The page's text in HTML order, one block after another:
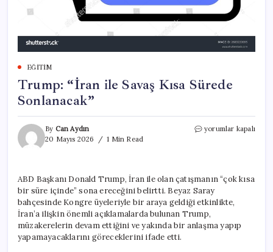
EĞITIM
Trump: “İran ile Savaş Kısa Sürede
Sonlanacak”
By Can Aydın
20 Mayıs 2026
1 Min Read
Trump:
Sürede
Sonlanacak”
için
yorumlar kapalı
ABD Başkanı Donald Trump, İran ile olan çatışmanın “çok kısa
bir süre içinde” sona ereceğini belirtti. Beyaz Saray
bahçesinde Kongre üyeleriyle bir araya geldiği etkinlikte,
İran’a ilişkin önemli açıklamalarda bulunan Trump,
müzakerelerin devam ettiğini ve yakında bir anlaşma yapıp
yapamayacaklarını göreceklerini ifade etti.